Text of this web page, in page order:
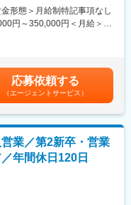
作業の指示出し・進捗管理
施
製品会議への参加）
ルエンザ診断薬、自己血糖
疾病の有無だけでなく重
、健康管理や治療方針の
形態＞月給制特記事項なし
円～350,000円＜月給＞
た時点で上記年収となりま
回（7月、12月）賃金はあく
上下する可能性がありま
記です。
応募依頼する
（エージェントサービス）
業／第2新卒・営業
年間休日120日